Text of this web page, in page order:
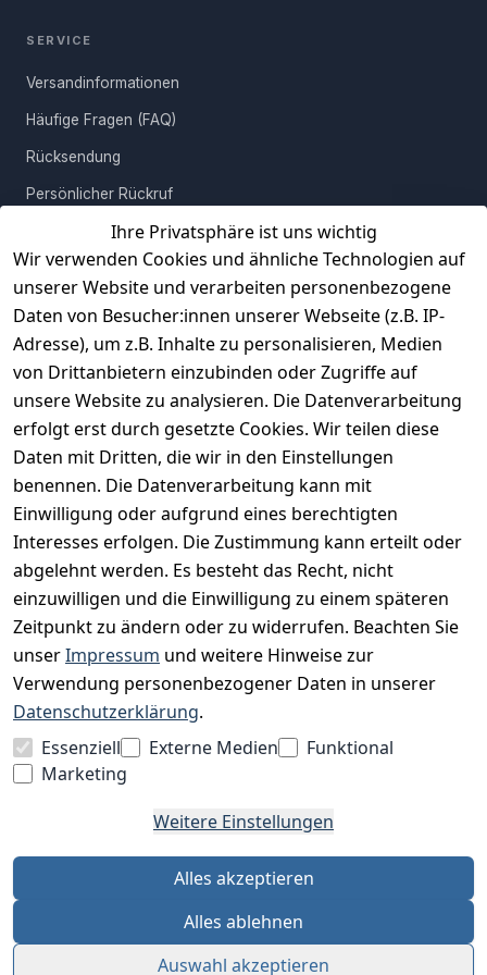
Fernbedienungen, Kaffeetassen oder Snacks am Abend. Seine
Freue Dich auf das Erlebnis stilvoller Wohnkultur!
Ihre Privatsphäre ist uns wichtig
Wir verwenden Cookies und ähnliche Technologien auf
unserer Website und verarbeiten personenbezogene
Daten von Besucher:innen unserer Webseite (z.B. IP-
Adresse), um z.B. Inhalte zu personalisieren, Medien
von Drittanbietern einzubinden oder Zugriffe auf
unsere Website zu analysieren. Die Datenverarbeitung
erfolgt erst durch gesetzte Cookies. Wir teilen diese
Daten mit Dritten, die wir in den Einstellungen
benennen. Die Datenverarbeitung kann mit
Einwilligung oder aufgrund eines berechtigten
Interesses erfolgen. Die Zustimmung kann erteilt oder
abgelehnt werden. Es besteht das Recht, nicht
einzuwilligen und die Einwilligung zu einem späteren
Zeitpunkt zu ändern oder zu widerrufen. Beachten Sie
unserImpressum und weitere Hinweise zur
Verwendung personenbezogener Daten in unserer
Datenschutzerklärung.
Essenziell
Externe Medien
Funktional
Marketing
Weitere Einstellungen
Alles akzeptieren
Alles ablehnen
Auswahl akzeptieren
SERVICE
Versandinformationen
Häufige Fragen (FAQ)
Rücksendung
Persönlicher Rückruf
Erfahrungen
Vertrag widerrufen
INFORMATIONEN
Widerrufsrecht
Datenschutz
Unser Unternehmen
Charity & Wohltätigkeit
BESUCHE UNS
BEQUEM BEZAHLEN MIT
WIR VERSENDEN MIT